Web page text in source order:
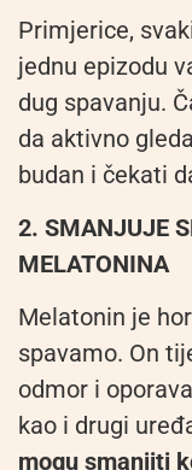
Primjerice,
jednu epizodu
dug spavanju.
da aktivno
budan i čekati
2. SMANJUJE
MELATONINA
Melatonin je
spavamo. On
odmor i
kao i drugi
mogu smanjiti